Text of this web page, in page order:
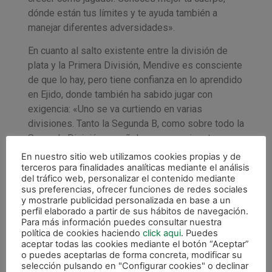
dónde están tus límites y te ayuda también a
manejar diferentes adversidades».
En cuanto al salto existente entre la división de
plata y la Primera División, Mendive es consciente
de que lo hay, pero tiene confianza en lo aprendido
en Ejido, donde también ha sabido jugar con
exigencia: «Uno se va curtiendo en varias
divisiones. Tanto la Segunda B, como sobre todo la
Segunda División española es muy exigente y
aunque de Segunda a Primera hay ese salto del
que todos hablamos, sí que es verdad que la
Segunda División es muy exigente, en la que te
ponen contra las cuerdas y te tienes que exigir al
máximo».
El próximo 26 de agosto deberá estar en
Anaitasuna para dar comienzo a la pretemporada
junto al resto de sus compañeros. Ya ha venido
En nuestro sitio web utilizamos cookies propias y de
terceros para finalidades analíticas mediante el análisis
del tráfico web, personalizar el contenido mediante
sus preferencias, ofrecer funciones de redes sociales
y mostrarle publicidad personalizada en base a un
perfil elaborado a partir de sus hábitos de navegación.
Para más información puedes consultar nuestra
política de cookies haciendo click aqui. Puedes
aceptar todas las cookies mediante el botón “Aceptar”
o puedes aceptarlas de forma concreta, modificar su
selección pulsando en "Configurar cookies" o declinar